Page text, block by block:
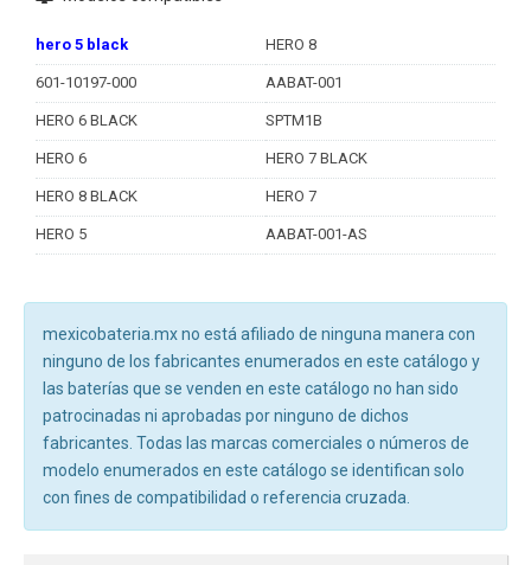
hero 5 black HERO 8
601-10197-000 AABAT-001
HERO 6 BLACK SPTM1B
HERO 6 HERO 7 BLACK
HERO 8 BLACK HERO 7
HERO 5 AABAT-001-AS
mexicobateria.mx no está afiliado de ninguna manera con
ninguno de los fabricantes enumerados en este catálogo y
las baterías que se venden en este catálogo no han sido
patrocinadas ni aprobadas por ninguno de dichos
fabricantes. Todas las marcas comerciales o números de
modelo enumerados en este catálogo se identifican solo
con fines de compatibilidad o referencia cruzada.